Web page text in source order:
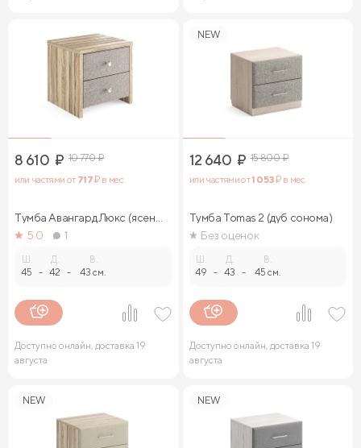
8 610 ₽ 10 770₽
или частями от 717₽ в мес.
Тумба Авангард Люкс (ясень
ориноко)
5.0 1
45 -
Д.
42 -
В.
43 см.
Доступно онлайн, доставка 19
августа
NEW
12 640 ₽ 15 800₽
или частями от1 053₽ в мес.
Тумба Tomas 2 (дуб сонома)
Без оценок
49 -
Д.
43 -
В.
45 см.
Доступно онлайн, доставка 19
августа
NEW NEW